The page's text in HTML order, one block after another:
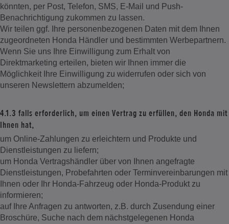
könnten, per Post, Telefon, SMS, E-Mail und Push-
Benachrichtigung zukommen zu lassen.
Wir teilen ggf. Ihre personenbezogenen Daten mit dem Ihnen
zugeordneten Honda Händler und bestimmten Werbepartnern.
Wenn Sie uns Ihre Einwilligung zum Erhalt von
Direktmarketing erteilen, bieten wir Ihnen immer die
Möglichkeit Ihre Einwilligung zu widerrufen oder sich von
unseren Newslettern abzumelden;
4.1.3 falls erforderlich, um einen Vertrag zu erfüllen, den Honda mit
Ihnen hat,
um Online-Zahlungen zu erleichtern und Produkte und
Dienstleistungen zu liefern;
um Honda Vertragshändler über von Ihnen angefragte
Dienstleistungen, Probefahrten oder Terminvereinbarungen mit
Ihnen oder Ihr Honda-Fahrzeug oder Honda-Produkt zu
informieren;
auf Ihre Anfragen zu antworten, z.B. durch Zusendung einer
Broschüre, Suche nach dem nächstgelegenen Honda